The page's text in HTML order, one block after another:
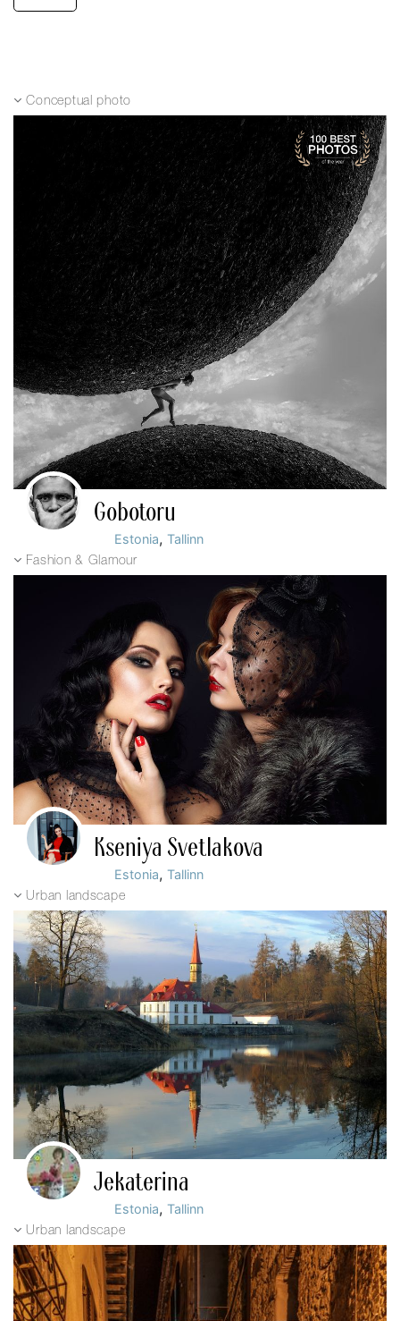
Conceptual photo
Gobotoru
Estonia,Tallinn
Fashion & Glamour
Kseniya Svetlakova
Estonia,Tallinn
Urban landscape
Jekaterina
Estonia,Tallinn
Urban landscape